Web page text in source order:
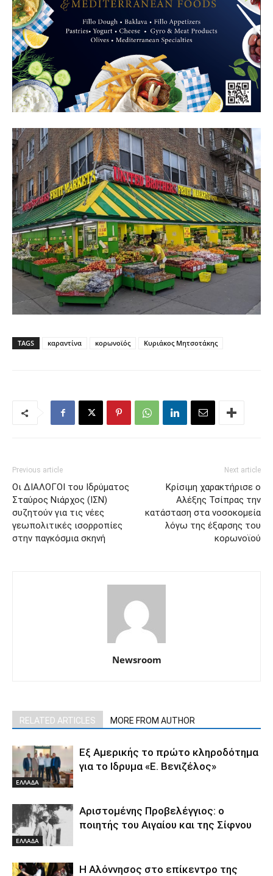
TAGS καραντίνα κορωνοϊός Κυριάκος Μητσοτάκης
Previous article
Οι ΔΙΑΛΟΓΟΙ του Ιδρύματος
Σταύρος Νιάρχος (ΙΣΝ)
συζητούν για τις νέες
γεωπολιτικές ισορροπίες
στην παγκόσμια σκηνή
Next article
Κρίσιμη χαρακτήρισε ο
Αλέξης Τσίπρας την
κατάσταση στα νοσοκομεία
λόγω της έξαρσης του
κορωνοϊού
Newsroom
RELATED ARTICLES MORE FROM AUTHOR
ΕΛΛΑΔΑ
Εξ Αμερικής το πρώτο κληροδότημα
για το Ιδρυμα «Ε. Βενιζέλος»
ΕΛΛΑΔΑ
Αριστομένης Προβελέγγιος: ο
ποιητής του Αιγαίου και της Σίφνου
Η Αλόννησος στο επίκεντρο της